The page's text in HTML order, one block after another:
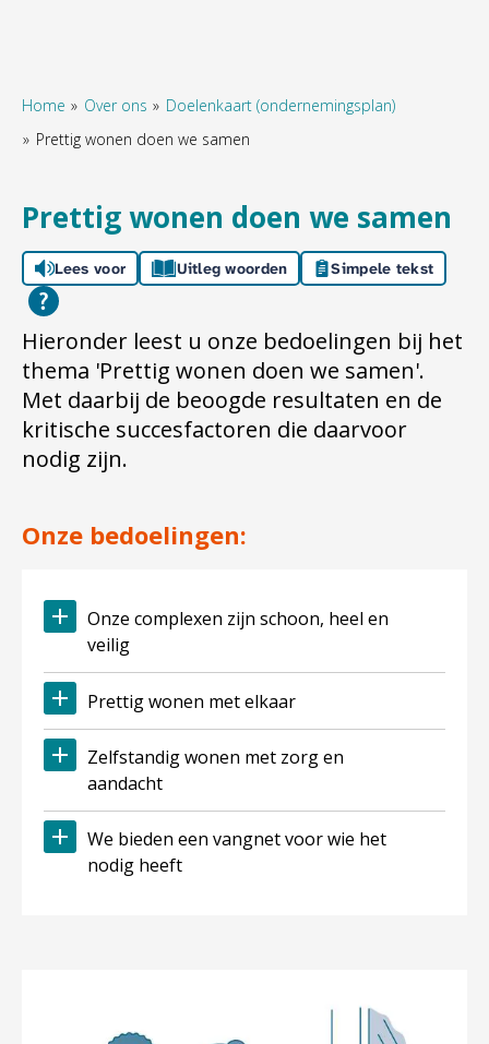
Home Over ons
Doelenkaart (ondernemingsplan)
Prettig wonen doen we samen
Prettig wonen doen we samen
Lees voor Uitleg woorden Simpele tekst
Hieronder leest u onze bedoelingen bij het
thema 'Prettig wonen doen we samen'.
Met daarbij de beoogde resultaten en de
kritische succesfactoren die daarvoor
nodig zijn.
Onze bedoelingen:
Onze complexen zijn schoon, heel en
veilig
Prettig wonen met elkaar
Zelfstandig wonen met zorg en
aandacht
We bieden een vangnet voor wie het
nodig heeft